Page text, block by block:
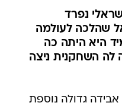
נפרד
שהלכה לעולמה
היא היתה כה
לה השחקנית ניצה
אבידה גדולה נוספת